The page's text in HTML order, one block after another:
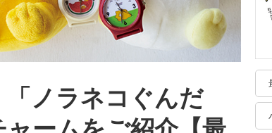
ノラネコぐんだ